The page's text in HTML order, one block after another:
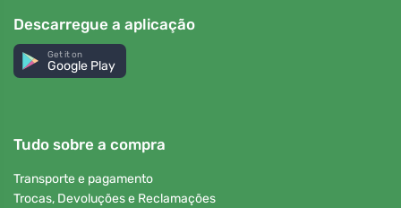
Descarregue a aplicação
Get it on
Google Play
Tudo sobre a compra
Transporte e pagamento
Trocas, Devoluções e Reclamações